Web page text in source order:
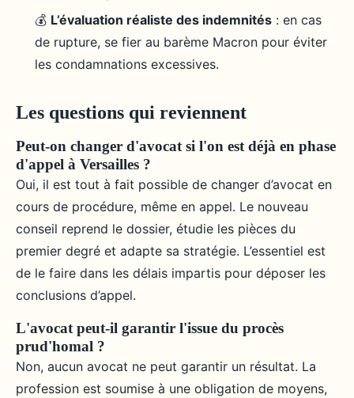
💰 L’évaluation réaliste des indemnités : en cas
de rupture, se fier au barème Macron pour éviter
les condamnations excessives.
Les questions qui reviennent
Peut-on changer d'avocat si l'on est déjà en phase
d'appel à Versailles ?
Oui, il est tout à fait possible de changer d’avocat en
cours de procédure, même en appel. Le nouveau
conseil reprend le dossier, étudie les pièces du
premier degré et adapte sa stratégie. L’essentiel est
de le faire dans les délais impartis pour déposer les
conclusions d’appel.
L'avocat peut-il garantir l'issue du procès
prud'homal ?
Non, aucun avocat ne peut garantir un résultat. La
profession est soumise à une obligation de moyens,